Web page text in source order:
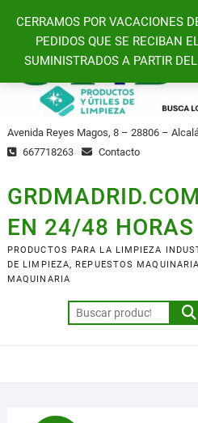
contenido
Avenida Reyes Magos, 8 – 28806 –
667718263
Contacto
EN 24/48 HORAS
PRODUCTOS PARA LA LIMPIEZA
DE LIMPIEZA, REPUESTOS
MAQUINARIA
Buscar
por:
CERRAMOS POR VACACIONES
PEDIDOS QUE SE RECIBAN
SUMINISTRADOS A PARTIR